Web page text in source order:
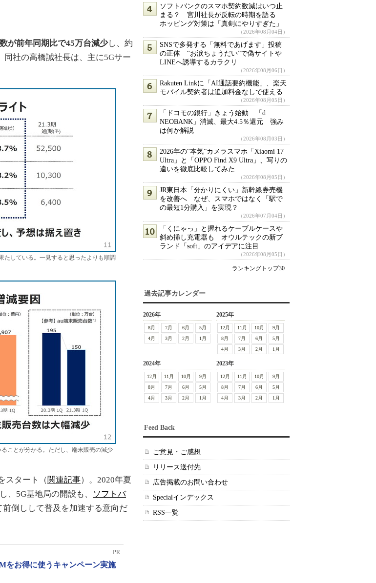
が前年同期比で45万台減少し、約
社の高橋誠社長は、主に5Gサー
たしている。一見すると思ったよりも順調
ことが分かる。ただし、端末販売の減少
スタート（関連記事）。2020年夏
、5G基地局の開設も、
ソフトバ
前倒しして普及を加速する意向だ
- PR -
をお得に使うキャンペーン実施
ソフトバンクのスマホ契約数減はいつ止
まる？ 宮川社長が反転の時期を語る
ホッピング対策は「真剣にやりすぎた」
（2026年08月04日）
SNSで多発する「無料であげます」投稿
の正体 “お涙ちょうだい”で偽サイトや
LINEへ誘導するカラクリ
（2026年08月06日）
Rakuten Linkに「AI通話要約機能」、楽天
モバイル契約者は追加料金なしで使える
（2026年08月05日）
「ドコモの銀行」きょう始動 「d
NEOBANK」消滅、最大4.5％還元 強み
は何か解説
（2026年08月03日）
2026年の“本気”カメラスマホ「Xiaomi 17
Ultra」と「OPPO Find X9 Ultra」、写りの
違いを徹底比較してみた
（2026年08月05日）
JR東日本「分かりにくい」新幹線券売機
を改善へ なぜ、スマホではなく「駅で
の最短1分購入」を実現？
（2026年07月04日）
「くにゃっ」と握れるケーブルケースや
斜め挿し充電器も オウルテックの新ブ
ランド「soft」のアイデアに注目
（2026年08月05日）
ランキングトップ30
過去記事カレンダー
2026年
8月 7月 6月
5月
4月
3月 2月 1月
2025年
12月 11月 10月
9月
8月
7月 6月
5月
4月
3月 2月 1月
2024年
12月 11月 10月
9月
8月
7月 6月
5月
4月
3月 2月 1月
2023年
12月 11月 10月
9月
8月
7月 6月
5月
4月
3月 2月 1月
Feed Back
ご意見・ご感想
リリース送付先
広告掲載のお問い合わせ
Specialインデックス
RSS一覧